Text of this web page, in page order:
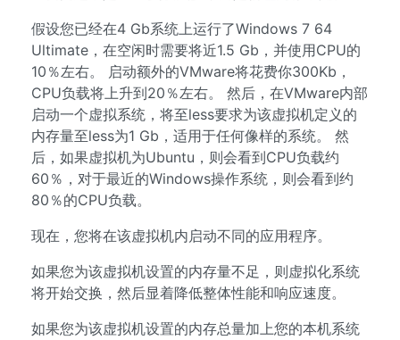
假设您已经在4 Gb系统上运行了Windows 7 64
Ultimate，在空闲时需要将近1.5 Gb，并使用CPU的
10％左右。 启动额外的VMware将花费你300Kb，
CPU负载将上升到20％左右。 然后，在VMware内部
启动一个虚拟系统，将至less要求为该虚拟机定义的
内存量至less为1 Gb，适用于任何像样的系统。 然
后，如果虚拟机为Ubuntu，则会看到CPU负载约
60％，对于最近的Windows操作系统，则会看到约
80％的CPU负载。
现在，您将在该虚拟机内启动不同的应用程序。
如果您为该虚拟机设置的内存量不足，则虚拟化系统
将开始交换，然后显着降低整体性能和响应速度。
如果您为该虚拟机设置的内存总量加上您的本机系统